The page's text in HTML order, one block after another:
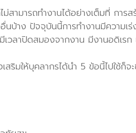
ม่สามารถทำงานได้อย่างเต็มที่ ก
นบ้าง ปัจจุบันนี้การทำงานมีความเ
เวลาปิดสมองจากงาน มีงานอดิเ
สริมให้บุคลากรได้นำ 5 ข้อนี้ไปใช้